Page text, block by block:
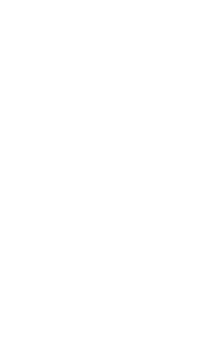
의 밤』
라티슬라바
]